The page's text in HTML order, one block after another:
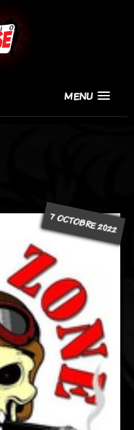
MENU
7 OCTOBRE 2022